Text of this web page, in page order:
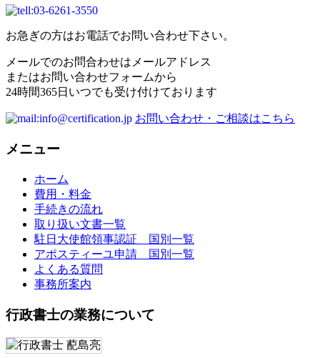
お急ぎの方はお電話でお問い合わせ下さい。
メールでのお問合わせはメールアドレス
またはお問い合わせフォームから
24時間365日いつでも受け付けております
お問い合わせ・ご相談はこちら
メニュー
ホーム
費用・料金
手続きの流れ
取り扱い文書一覧
駐日大使館領事認証 国別一覧
アポスティーユ申請 国別一覧
よくある質問
事務所案内
行政書士の業務について